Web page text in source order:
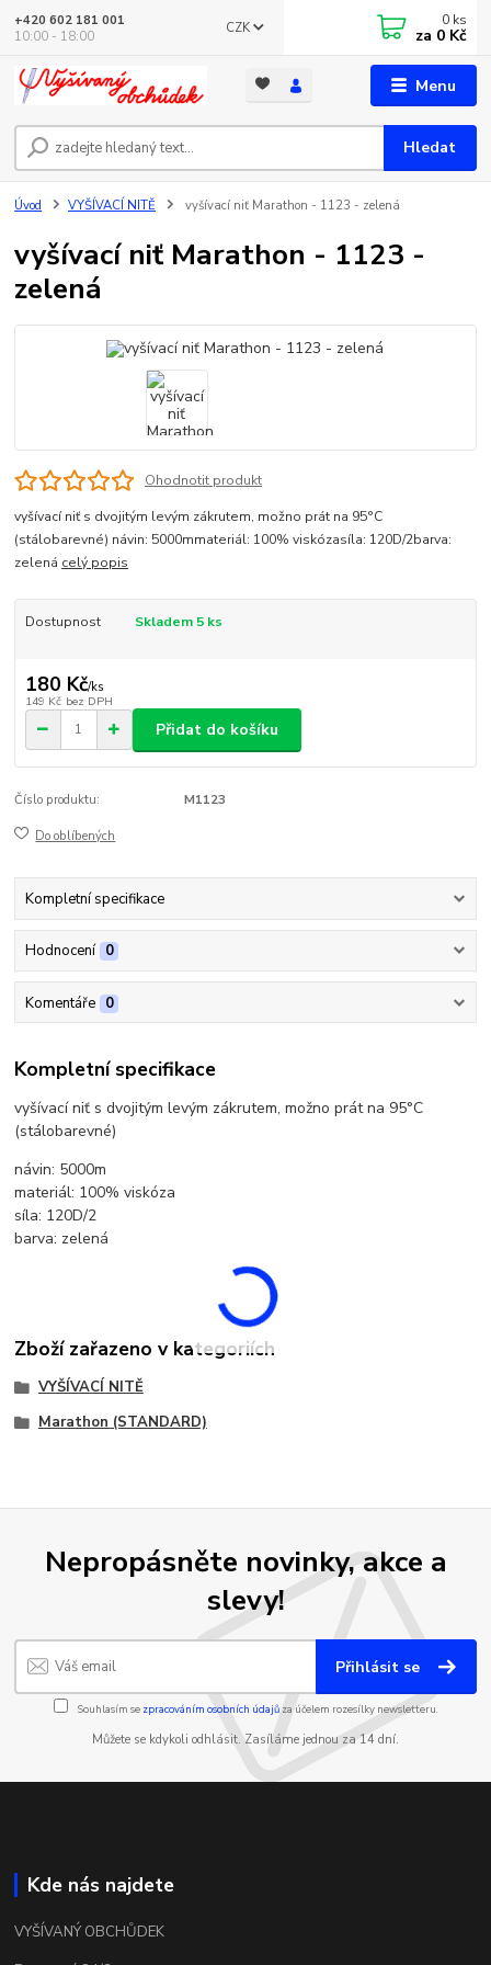
Menu
CZK
Hledat
+420 602 181 001
10:00 - 18:00
0 ks
za 0 Kč
Úvod VYŠÍVACÍ NITĚ vyšívací niť Marathon - 1123 - zelená
vyšívací niť Marathon - 1123 -
zelená
Ohodnotit produkt
vyšívací niť s dvojitým levým zákrutem, možno prát na 95°C
(stálobarevné) návin: 5000mmateriál: 100% viskózasíla: 120D/2barva:
zelená celý popis
Dostupnost Skladem 5 ks
180 Kč/ks
149 Kč bez DPH
Přidat do košíku
Číslo produktu: M1123
Do oblíbených
Kompletní specifikace
Hodnocení 0
Komentáře 0
Kompletní specifikace
vyšívací niť s dvojitým levým zákrutem, možno prát na 95°C
(stálobarevné)
návin: 5000m
materiál: 100% viskóza
síla: 120D/2
barva: zelená
Zboží zařazeno v kategoriích
VYŠÍVACÍ NITĚ
Marathon (STANDARD)
Nepropásněte novinky, akce a
slevy!
Přihlásit se
Souhlasím se zpracováním osobních údajůza účelem rozesílky newsletteru.
Můžete se kdykoli odhlásit. Zasíláme jednou za 14 dní.
Kde nás najdete
VYŠÍVANÝ OBCHŮDEK